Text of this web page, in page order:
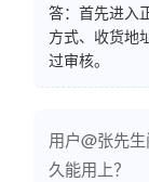
答：首先进入
方式、收货地
过审核。
用户@张先
久能用上？